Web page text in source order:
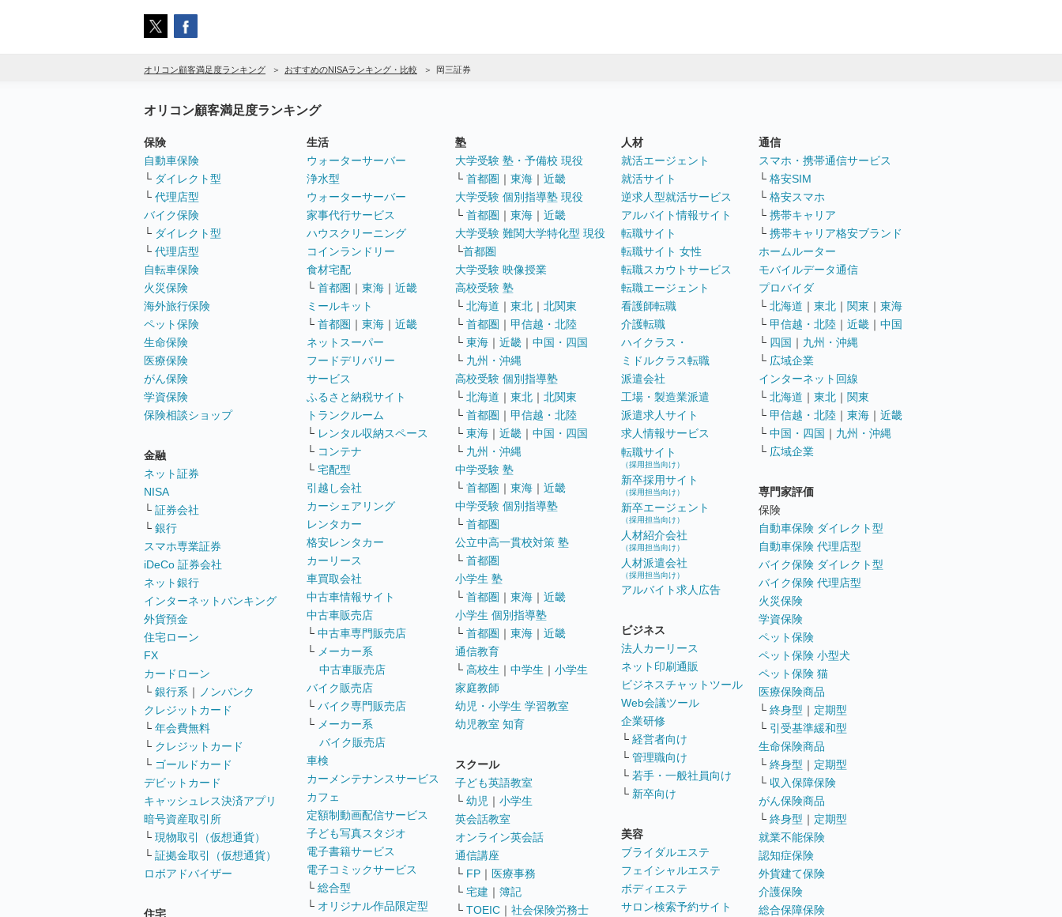
オリコン顧客満足度ランキング おすすめのNISAランキング・比較 岡三証券
オリコン顧客満足度ランキング
保険
自動車保険
└ ダイレクト型
└ 代理店型
バイク保険
└ ダイレクト型
└ 代理店型
自転車保険
火災保険
海外旅行保険
ペット保険
生命保険
医療保険
がん保険
学資保険
保険相談ショップ
金融
ネット証券
NISA
└ 証券会社
└ 銀行
スマホ専業証券
iDeCo 証券会社
ネット銀行
インターネットバンキング
外貨預金
住宅ローン
FX
カードローン
└ 銀行系 ｜
ノンバンク
クレジットカード
└ 年会費無料
└ クレジットカード
└ ゴールドカード
デビットカード
キャッシュレス決済アプリ
暗号資産取引所
└ 現物取引（仮想通貨）
└ 証拠金取引（仮想通貨）
ロボアドバイザー
住宅
生活
ウォーターサーバー
浄水型
ウォーターサーバー
家事代行サービス
ハウスクリーニング
コインランドリー
食材宅配
└ 首都圏 ｜ 東海 ｜ 近畿
ミールキット
└ 首都圏 ｜ 東海 ｜ 近畿
ネットスーパー
フードデリバリー
サービス
ふるさと納税サイト
トランクルーム
└ レンタル収納スペース
└ コンテナ
└ 宅配型
引越し会社
カーシェアリング
レンタカー
格安レンタカー
カーリース
車買取会社
中古車情報サイト
中古車販売店
└ 中古車専門販売店
└ メーカー系
中古車販売店
バイク販売店
└ バイク専門販売店
└ メーカー系
バイク販売店
車検
カーメンテナンスサービス
カフェ
定額制動画配信サービス
子ども写真スタジオ
電子書籍サービス
電子コミックサービス
└ 総合型
└ オリジナル作品限定型
塾
大学受験 塾・予備校 現役
└ 首都圏 ｜ 東海 ｜ 近畿
大学受験 個別指導塾 現役
└ 首都圏 ｜ 東海 ｜ 近畿
大学受験 難関大学特化型 現役
└首都圏
大学受験 映像授業
高校受験 塾
└ 北海道 ｜ 東北 ｜ 北関東
└ 首都圏 ｜ 甲信越・北陸
└ 東海 ｜ 近畿 ｜ 中国・四国
└ 九州・沖縄
高校受験 個別指導塾
└ 北海道 ｜ 東北 ｜ 北関東
└ 首都圏 ｜ 甲信越・北陸
└ 東海 ｜ 近畿 ｜ 中国・四国
└ 九州・沖縄
中学受験 塾
└ 首都圏 ｜ 東海 ｜ 近畿
中学受験 個別指導塾
└ 首都圏
公立中高一貫校対策 塾
└ 首都圏
小学生 塾
└ 首都圏 ｜ 東海 ｜ 近畿
小学生 個別指導塾
└ 首都圏 ｜ 東海 ｜ 近畿
通信教育
└ 高校生 ｜ 中学生 ｜ 小学生
家庭教師
幼児・小学生 学習教室
幼児教室 知育
スクール
子ども英語教室
└ 幼児 ｜ 小学生
英会話教室
オンライン英会話
通信講座
└ FP ｜ 医療事務
└ 宅建 ｜ 簿記
└ TOEIC ｜ 社会保険労務士
人材
就活エージェント
就活サイト
逆求人型就活サービス
アルバイト情報サイト
転職サイト
転職サイト 女性
転職スカウトサービス
転職エージェント
看護師転職
介護転職
ハイクラス・
ミドルクラス転職
派遣会社
工場・製造業派遣
派遣求人サイト
求人情報サービス
転職サイト
（採用担当向け）
新卒採用サイト
（採用担当向け）
新卒エージェント
（採用担当向け）
人材紹介会社
（採用担当向け）
人材派遣会社
（採用担当向け）
アルバイト求人広告
ビジネス
法人カーリース
ネット印刷通販
ビジネスチャットツール
Web会議ツール
企業研修
└ 経営者向け
└ 管理職向け
└ 若手・一般社員向け
└ 新卒向け
美容
ブライダルエステ
フェイシャルエステ
ボディエステ
サロン検索予約サイト
通信
スマホ・携帯通信サービス
└ 格安SIM
└ 格安スマホ
└ 携帯キャリア
└ 携帯キャリア格安ブランド
ホームルーター
モバイルデータ通信
プロバイダ
└ 北海道 ｜ 東北 ｜ 関東 ｜ 東海
└ 甲信越・北陸 ｜ 近畿 ｜ 中国
└ 四国 ｜ 九州・沖縄
└ 広域企業
インターネット回線
└ 北海道 ｜ 東北 ｜ 関東
└ 甲信越・北陸 ｜ 東海 ｜ 近畿
└ 中国・四国 ｜ 九州・沖縄
└ 広域企業
専門家評価
保険
自動車保険 ダイレクト型
自動車保険 代理店型
バイク保険 ダイレクト型
バイク保険 代理店型
火災保険
学資保険
ペット保険
ペット保険 小型犬
ペット保険 猫
医療保険商品
└ 終身型 ｜ 定期型
└ 引受基準緩和型
生命保険商品
└ 終身型 ｜ 定期型
└ 収入保障保険
がん保険商品
└ 終身型 ｜ 定期型
就業不能保険
認知症保険
外貨建て保険
介護保険
総合保障保険